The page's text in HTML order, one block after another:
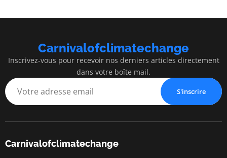
Carnivalofclimatechange
Inscrivez-vous pour recevoir nos derniers articles directement
dans votre boîte mail.
S'inscrire
Carnivalofclimatechange